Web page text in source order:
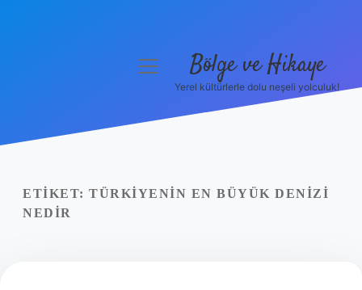
Yasal Uyarı
menüyü
Bölge ve Hikaye
Yerel kültürlerle dolu neşeli yolculuk!
ETIKET: TÜRKIYENIN EN BÜYÜK DENIZI
NEDIR